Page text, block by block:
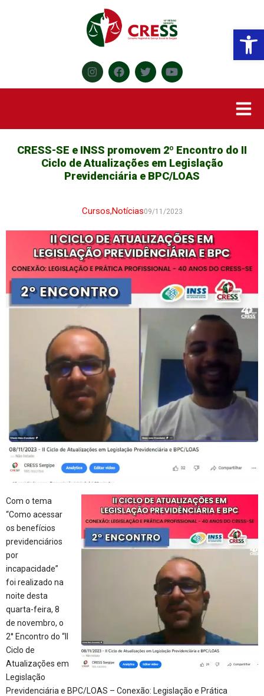
CRESS-SE e INSS promovem 2º Encontro do II
Ciclo de Atualizações em Legislação
Previdenciária e BPC/LOAS
Cursos,Notícias09/11/2023
Com o tema
“Como acessar
os benefícios
previdenciários
por
incapacidade”
foi realizado na
noite desta
quarta-feira, 8
de novembro, o
2° Encontro do “II
Ciclo de
Atualizações em
Legislação
Previdenciária e BPC/LOAS – Conexão: Legislação e Prática